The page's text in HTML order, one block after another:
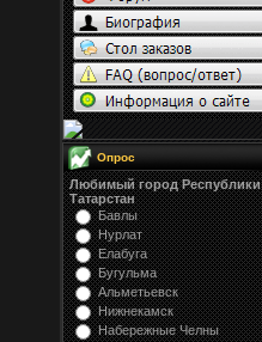
Опрос
Любимый город Республики
Татарстан
Бавлы
Нурлат
Елабуга
Бугульма
Альметьевск
Нижнекамск
Набережные Челны